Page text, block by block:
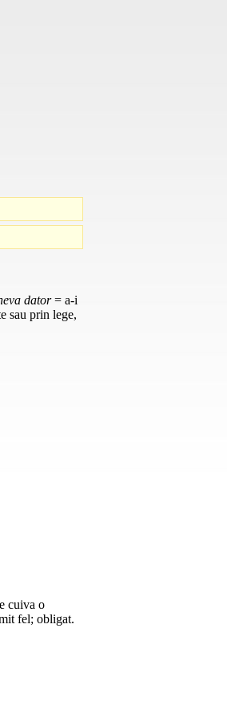
dator= a-i
sau prin lege,
cuiva o
fel; obligat.